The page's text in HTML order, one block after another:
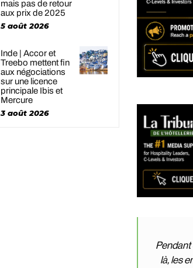
mais pas de retour
aux prix de 2025
5 août 2026
Inde | Accor et
Treebo mettent fin
aux négociations
sur une licence
principale Ibis et
Mercure
3 août 2026
Pendant
là, les